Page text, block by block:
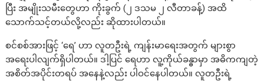
ပြီး အမျိုးသမီးတွေဟာ ကိုးခွက် (၂ ဒသမ ၂ လီတာခန့်) အထိ
သောက်သင့်တယ်လို့လည်း ဆိုထားပါတယ်။
စင်စစ်အားဖြင့် ‘ရေ’ ဟာ လူတဦးရဲ့ ကျန်းမာရေးအတွက် များစွာ
အရေးပါလျက်ရှိပါတယ်။ ဒါ့ပြင် ရေဟာ လူ့ကိုယ်ခန္ဓာမှာ အဓိကကျတဲ့
အစိတ်အပိုင်းတရပ် အနေနဲ့လည်း ပါဝင်နေပါတယ်။ လူတဦးရဲ့